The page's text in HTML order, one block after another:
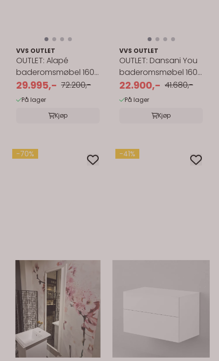
VVS OUTLET
OUTLET: Alapé
baderomsmøbel 160
cm m/ speil gråsort
eik
29.995,- 72.200,-
På lager
Kjøp
VVS OUTLET
OUTLET: Dansani You
baderomsmøbel 160
cm m/ speil lys eik
22.900,- 41.680,-
På lager
Kjøp
-70% -41%